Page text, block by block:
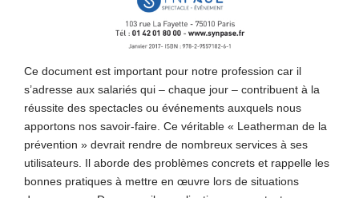
Ce document est important pour notre profession car il
s’adresse aux salariés qui – chaque jour – contribuent à la
réussite des spectacles ou événements auxquels nous
apportons nos savoir-faire. Ce véritable « Leatherman de la
prévention » devrait rendre de nombreux services à ses
utilisateurs. Il aborde des problèmes concrets et rappelle les
bonnes pratiques à mettre en œuvre lors de situations